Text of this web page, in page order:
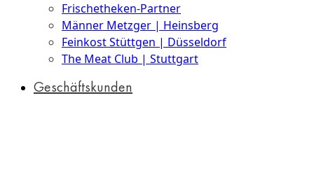
Frischetheken-Partner
Männer Metzger | Heinsberg
Feinkost Stüttgen | Düsseldorf
The Meat Club | Stuttgart
Geschäftskunden